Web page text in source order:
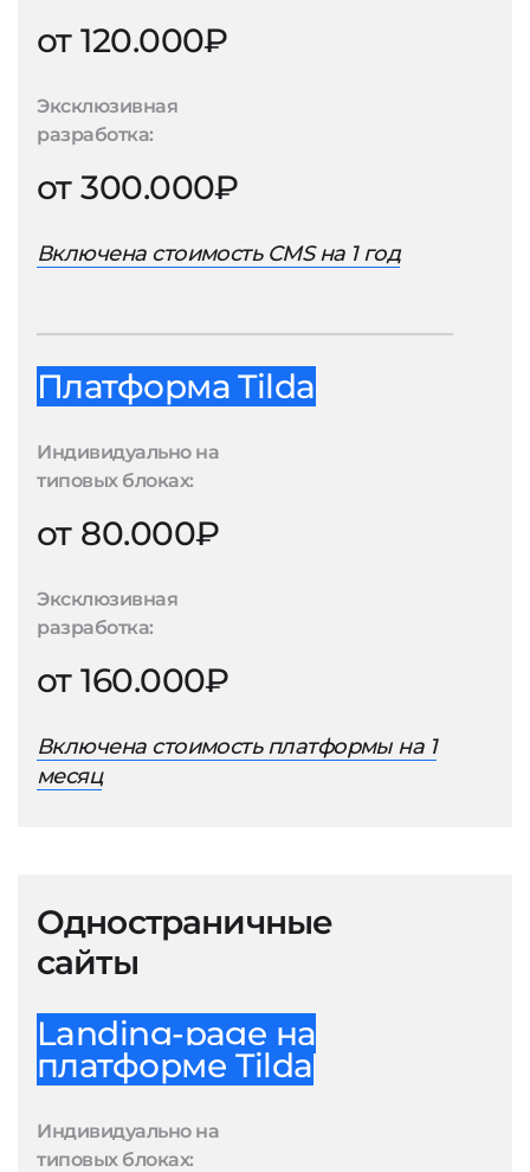
от 120.000₽
Эксклюзивная
разработка:
от 300.000₽
Включена стоимость CMS на 1 год
Платформа Tilda
Индивидуально на
типовых блоках:
от 80.000₽
Эксклюзивная
разработка:
от 160.000₽
Включена стоимость платформы на 1
месяц
Одностраничные
сайты
Landing-page на
платформе Tilda
Индивидуально на
типовых блоках: